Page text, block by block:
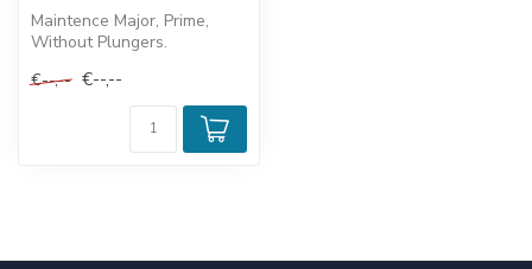
Maintence Major, Prime,
Without Plungers.
€--,-- €--,--